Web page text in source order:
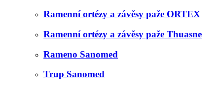
Ramenní ortézy a závěsy paže ORTEX
Ramenní ortézy a závěsy paže Thuasne
Rameno Sanomed
Trup Sanomed